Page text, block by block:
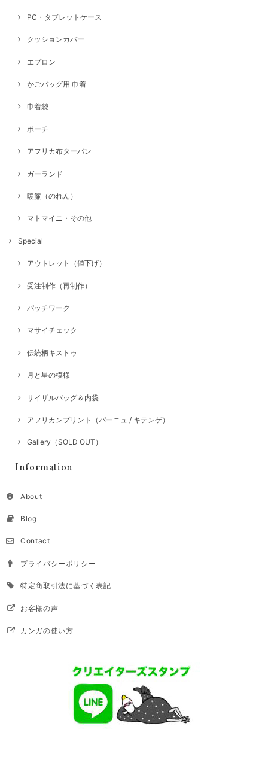
PC・タブレットケース
クッションカバー
エプロン
かごバッグ用 巾着
巾着袋
ポーチ
アフリカ布ターバン
ガーランド
暖簾（のれん）
マトマイニ・その他
Special
アウトレット（値下げ）
受注制作（再制作）
パッチワーク
マサイチェック
伝統柄キストゥ
月と星の模様
サイザルバッグ＆内袋
アフリカンプリント（パーニュ / キテンゲ）
Gallery（SOLD OUT）
Information
About
Blog
Contact
プライバシーポリシー
特定商取引法に基づく表記
お客様の声
カンガの使い方